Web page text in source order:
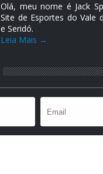
Olá, meu nome é Jack
Site de Esportes do Vale
e Seridó.
Leia Mais →